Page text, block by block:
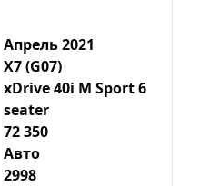
Апрель 2021
X7 (G07)
xDrive 40i M Sport 6
seater
72 350
Авто
2998